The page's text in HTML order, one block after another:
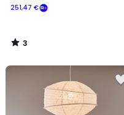
251,47 €
3
/